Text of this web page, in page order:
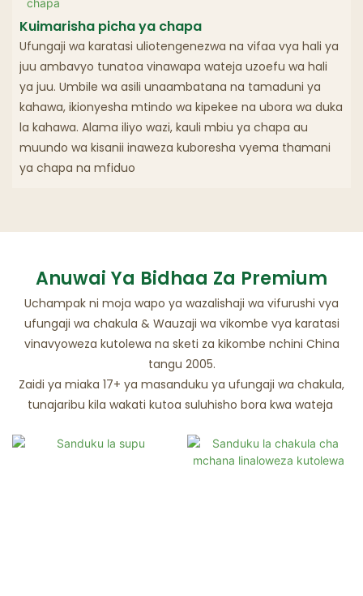
Kuimarisha picha ya chapa
Ufungaji wa karatasi uliotengenezwa na vifaa vya hali ya
juu ambavyo tunatoa vinawapa wateja uzoefu wa hali
ya juu. Umbile wa asili unaambatana na tamaduni ya
kahawa, ikionyesha mtindo wa kipekee na ubora wa duka
la kahawa. Alama iliyo wazi, kauli mbiu ya chapa au
muundo wa kisanii inaweza kuboresha vyema thamani
ya chapa na mfiduo
Anuwai Ya Bidhaa Za Premium
Uchampak ni moja wapo ya wazalishaji wa vifurushi vya
ufungaji wa chakula & Wauzaji wa vikombe vya karatasi
vinavyoweza kutolewa na sketi za kikombe nchini China
tangu 2005.
Zaidi ya miaka 17+ ya masanduku ya ufungaji wa chakula,
tunajaribu kila wakati kutoa suluhisho bora kwa wateja